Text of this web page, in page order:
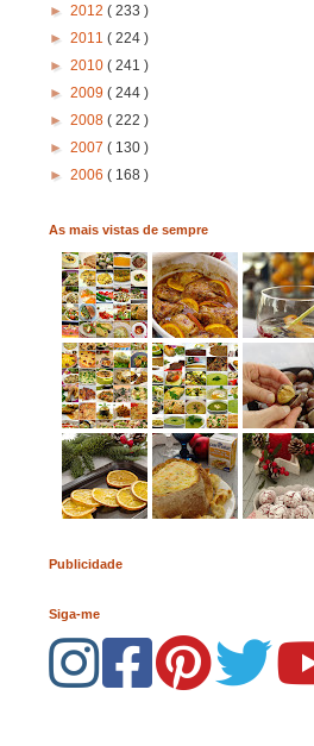
► 2012 ( 233 )
► 2011 ( 224 )
► 2010 ( 241 )
► 2009 ( 244 )
► 2008 ( 222 )
► 2007 ( 130 )
► 2006 ( 168 )
As mais vistas de sempre
Publicidade
Siga-me